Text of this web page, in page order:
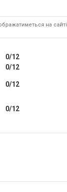
на сайті
0/12
0/12
0/12
0/12